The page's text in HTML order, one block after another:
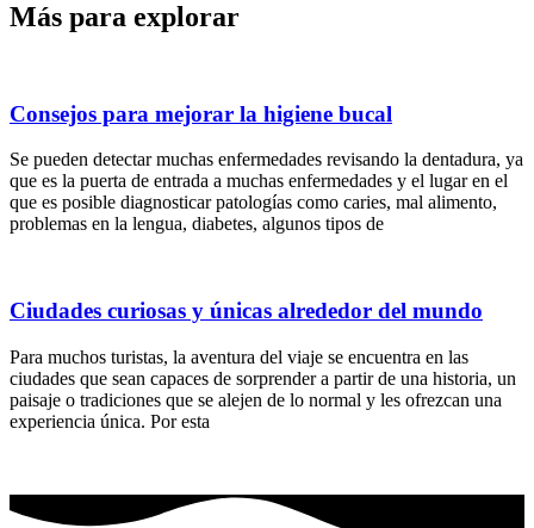
Más para explorar
Consejos para mejorar la higiene bucal
Se pueden detectar muchas enfermedades revisando la dentadura, ya
que es la puerta de entrada a muchas enfermedades y el lugar en el
que es posible diagnosticar patologías como caries, mal alimento,
problemas en la lengua, diabetes, algunos tipos de
Ciudades curiosas y únicas alrededor del mundo
Para muchos turistas, la aventura del viaje se encuentra en las
ciudades que sean capaces de sorprender a partir de una historia, un
paisaje o tradiciones que se alejen de lo normal y les ofrezcan una
experiencia única. Por esta